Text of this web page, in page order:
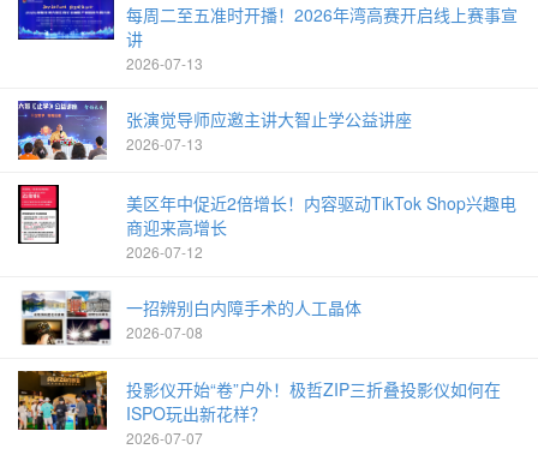
每周二至五准时开播！2026年湾高赛开启线上赛事宣
讲
2026-07-13
张演觉导师应邀主讲大智止学公益讲座
2026-07-13
美区年中促近2倍增长！内容驱动TikTok Shop兴趣电
商迎来高增长
2026-07-12
一招辨别白内障手术的人工晶体
2026-07-08
投影仪开始“卷”户外！极哲ZIP三折叠投影仪如何在
ISPO玩出新花样？
2026-07-07